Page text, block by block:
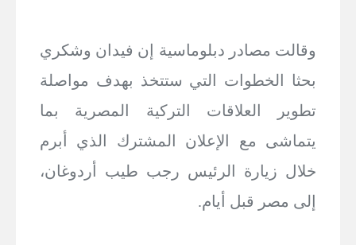
وقالت مصادر دبلوماسية إن فيدان وشكري
بحثا الخطوات التي ستتخذ بهدف مواصلة
تطوير العلاقات التركية المصرية بما
يتماشى مع الإعلان المشترك الذي أبرم
خلال زيارة الرئيس رجب طيب أردوغان،
إلى مصر قبل أيام.